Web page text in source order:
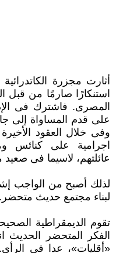
استنكارًا صارمًا من قبل
المصرى. فاشترك فى
على قدم المساواة إلى
وفى خلال العقود
اجرامية على كنائس
عائلتهم، لاسيما فى
لذلك أصبح من الواجب
لبناء مجتمع حديث متحضر.
تقوم الديمقراطية
الفكر المتحضر الحديث
«أقليات»، عدا فى